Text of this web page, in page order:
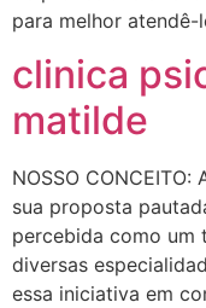
para melhor
clinica
matilde
NOSSO
sua proposta
percebida como um
diversas
essa iniciativa em